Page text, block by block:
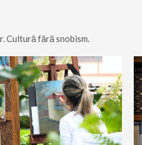
Cultură fără snobism.